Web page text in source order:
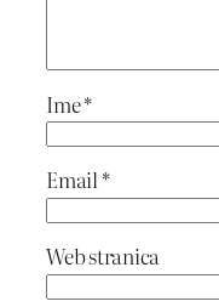
Ime*
Email*
Web stranica